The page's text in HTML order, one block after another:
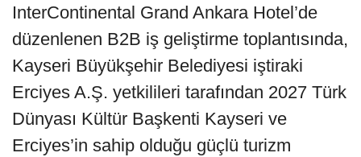
InterContinental Grand Ankara Hotel’de
düzenlenen B2B iş geliştirme toplantısında,
Kayseri Büyükşehir Belediyesi iştiraki
Erciyes A.Ş. yetkilileri tarafından 2027 Türk
Dünyası Kültür Başkenti Kayseri ve
Erciyes’in sahip olduğu güçlü turizm